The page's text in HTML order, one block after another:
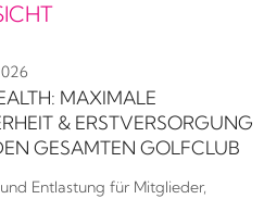
MAXIMALE
& ERSTVERSORGUNG
GESAMTEN GOLFCLUB
Entlastung für Mitglieder,